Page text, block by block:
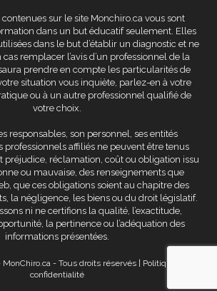
sur le site Monchiro.ca vous sont
dans un but éducatif seulement. Elles
dans le but d’établir un diagnostic et ne
remplacer l’avis d’un professionnel de la
prendre en compte les particularités de
situation vous inquiète, parlez-en à votre
ou à un autre professionnel qualifié de
votre choix.
responsables, son personnel, ses entités
professionnels affiliés ne peuvent être tenus
préjudice, réclamation, coût ou obligation issu
ou mauvaise, des renseignements que
, que ces obligations soient au chapitre des
la négligence, les biens ou du droit législatif.
ni ne certifions la qualité, l’exactitude,
la pertinence ou l’adéquation des
informations présentées.
- Tous droits réservés |
Politique de
confidentialité